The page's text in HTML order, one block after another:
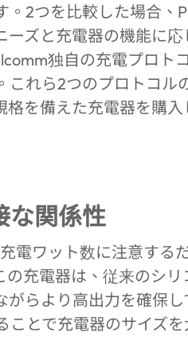
2つを比較した場合、
ズと充電器の機能に
独自の充電プロト
れら2つのプロトコル
を備えた充電器を購
な関係性
電ワット数に注意する
の充電器は、従来のシ
らより高出力を確保
ことで充電器のサイズ